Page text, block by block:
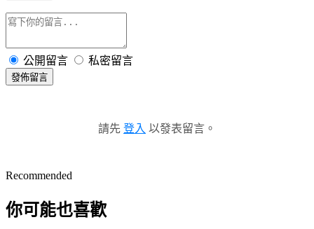
公開留言 私密留言
發佈留言
請先 登入 以發表留言。
Recommended
你可能也喜歡